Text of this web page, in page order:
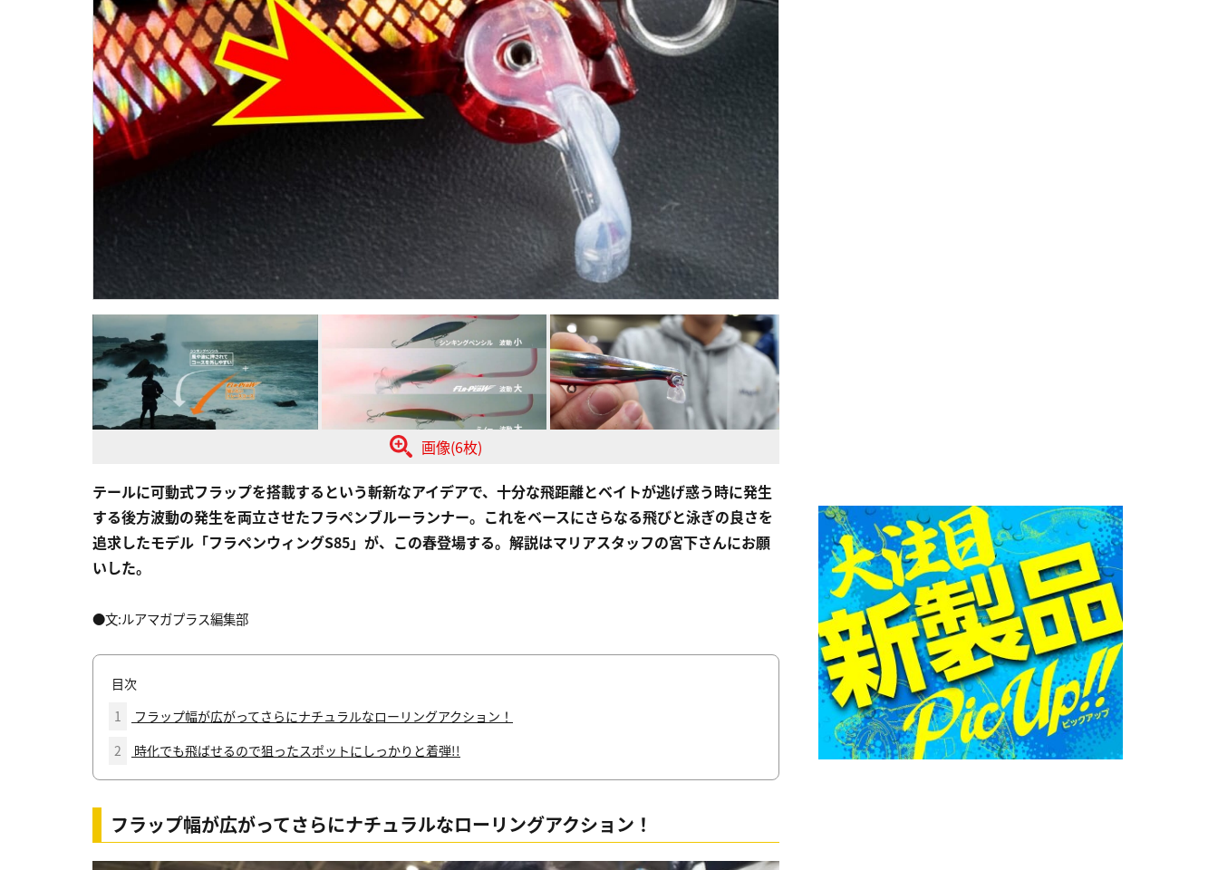
画像(6枚)
テールに可動式フラップを搭載するという斬新なアイデアで、十分な飛距離とベイトが逃げ惑う時に発生
する後方波動の発生を両立させたフラペンブルーランナー。これをベースにさらなる飛びと泳ぎの良さを
追求したモデル「フラペンウィングS85」が、この春登場する。解説はマリアスタッフの宮下さんにお願
いした。
●文:ルアマガプラス編集部
目次
1
フラップ幅が広がってさらにナチュラルなローリングアクション！
2
時化でも飛ばせるので狙ったスポットにしっかりと着弾!!
フラップ幅が広がってさらにナチュラルなローリングアクション！